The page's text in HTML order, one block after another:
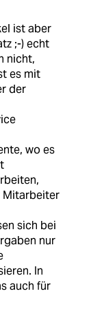
ist aber
;-) echt
nicht,
es mit
der
wo es
Mitarbeiter
sich bei
nur
In
auch für